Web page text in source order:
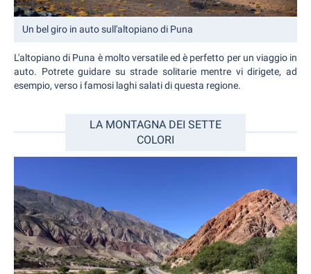
Un bel giro in auto sull'altopiano di Puna
L'altopiano di Puna è molto versatile ed è perfetto per un viaggio in
auto. Potrete guidare su strade solitarie mentre vi dirigete, ad
esempio, verso i famosi laghi salati di questa regione.
LA MONTAGNA DEI SETTE
COLORI